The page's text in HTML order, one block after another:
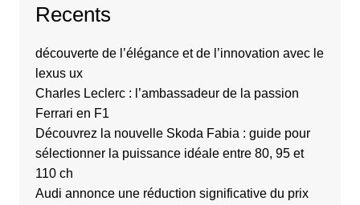
Recents
découverte de l’élégance et de l’innovation avec le
lexus ux
Charles Leclerc : l’ambassadeur de la passion
Ferrari en F1
Découvrez la nouvelle Skoda Fabia : guide pour
sélectionner la puissance idéale entre 80, 95 et
110 ch
Audi annonce une réduction significative du prix